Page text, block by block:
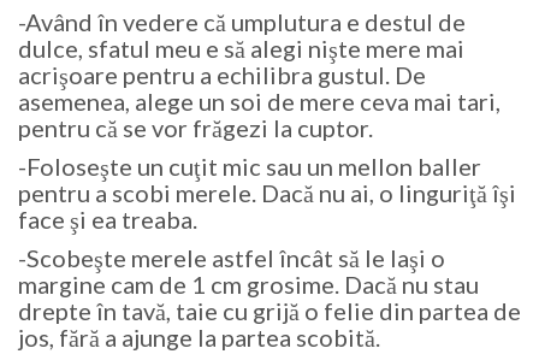
-Având în vedere că umplutura e destul de
dulce, sfatul meu e să alegi nişte mere mai
acrişoare pentru a echilibra gustul. De
asemenea, alege un soi de mere ceva mai tari,
pentru că se vor frăgezi la cuptor.
-Foloseşte un cuţit mic sau un mellon baller
pentru a scobi merele. Dacă nu ai, o linguriţă îşi
face şi ea treaba.
-Scobeşte merele astfel încât să le laşi o
margine cam de 1 cm grosime. Dacă nu stau
drepte în tavă, taie cu grijă o felie din partea de
jos, fără a ajunge la partea scobită.